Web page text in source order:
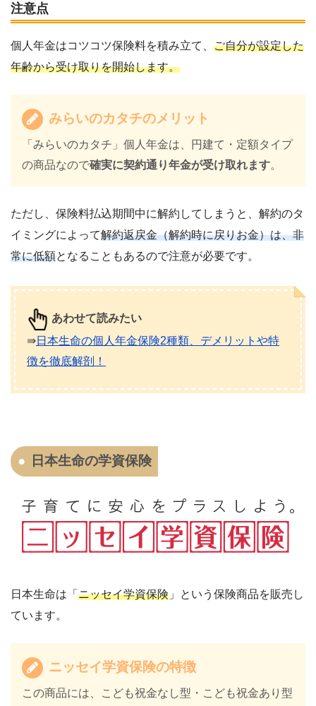
注意点
個人年金はコツコツ保険料を積み立て、 ご自分が設定した
年齢から受け取りを開始します。
みらいのカタチのメリット
「みらいのカタチ」個人年金は、円建て・定額タイプ
の商品なので確実に契約通り年金が受け取れます。
ただし、保険料払込期間中に解約してしまうと、解約のタ
イミングによって解約返戻金（解約時に戻りお金）は、非
常に低額となることもあるので注意が必要です。
あわせて読みたい
⇛日本生命の個人年金保険2種類、デメリットや特
徴を徹底解剖！
日本生命の学資保険
日本生命は「 ニッセイ学資保険 」という保険商品を販売し
ています。
ニッセイ学資保険の特徴
この商品には、こども祝金なし型・こども祝金あり型